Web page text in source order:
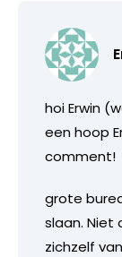
hoi Erwin
een hoop
comment!
grote
slaan. Niet
zichzelf